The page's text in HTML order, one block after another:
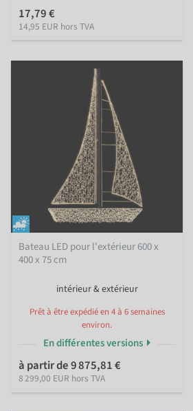
17,79 €
14,95 EUR hors TVA
Bateau LED pour l'extérieur 600 x
400 x 75 cm
intérieur & extérieur
Prêt à être expédié en 4 à 6 semaines
environ.
En différentes versions
à partir de 9 875,81 €
8 299,00 EUR hors TVA